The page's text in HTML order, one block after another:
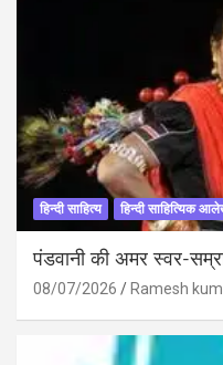
हिन्दी साहित्य हिन्दी साहित्यिक
पंडवानी की अमर स्वर-
08/07/2026 Ramesh